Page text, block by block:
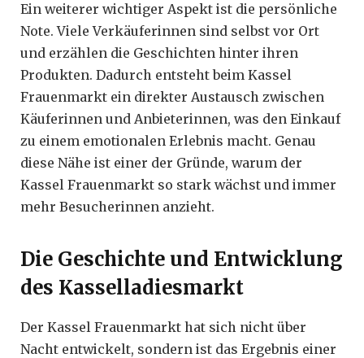
Ein weiterer wichtiger Aspekt ist die persönliche
Note. Viele Verkäuferinnen sind selbst vor Ort
und erzählen die Geschichten hinter ihren
Produkten. Dadurch entsteht beim Kassel
Frauenmarkt ein direkter Austausch zwischen
Käuferinnen und Anbieterinnen, was den Einkauf
zu einem emotionalen Erlebnis macht. Genau
diese Nähe ist einer der Gründe, warum der
Kassel Frauenmarkt so stark wächst und immer
mehr Besucherinnen anzieht.
Die Geschichte und Entwicklung
des Kasselladiesmarkt
Der Kassel Frauenmarkt hat sich nicht über
Nacht entwickelt, sondern ist das Ergebnis einer